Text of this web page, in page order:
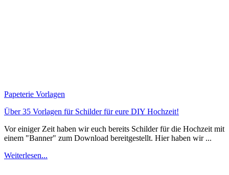
Papeterie Vorlagen
Über 35 Vorlagen für Schilder für eure DIY Hochzeit!
Vor einiger Zeit haben wir euch bereits Schilder für die Hochzeit mit
einem "Banner" zum Download bereitgestellt. Hier haben wir ...
Weiterlesen...